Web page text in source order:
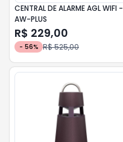
CENTRAL DE ALARME AGL WIFI -
AW-PLUS
R$ 229,00
- 56% R$ 525,00